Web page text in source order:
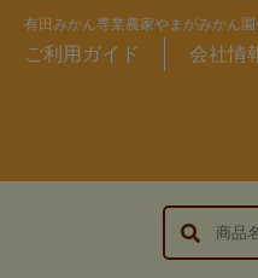
有田みかん専業農家やまがみかん
ご利用ガイド 会社情